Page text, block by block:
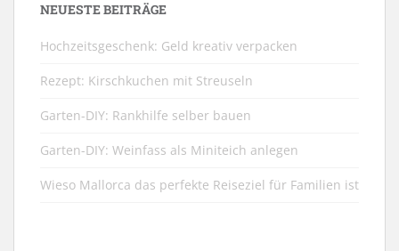
NEUESTE BEITRÄGE
Hochzeitsgeschenk: Geld kreativ verpacken
Rezept: Kirschkuchen mit Streuseln
Garten-DIY: Rankhilfe selber bauen
Garten-DIY: Weinfass als Miniteich anlegen
Wieso Mallorca das perfekte Reiseziel für Familien ist